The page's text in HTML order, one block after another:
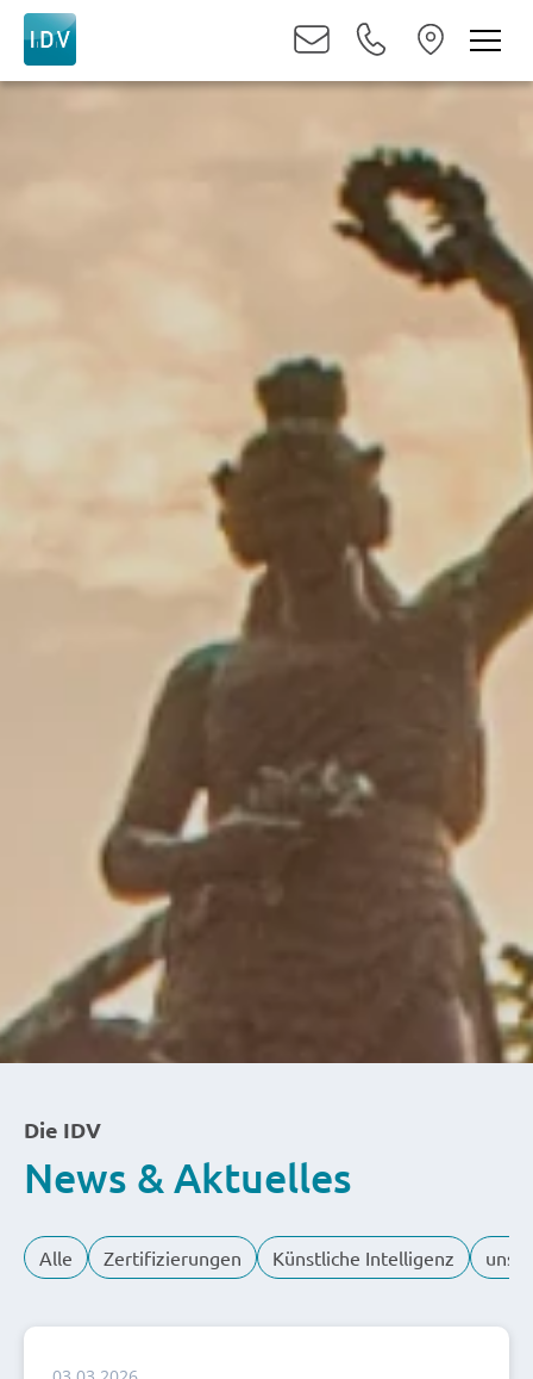
Die IDV
News & Aktuelles
Alle Zertifizierungen Künstliche Intelligenz